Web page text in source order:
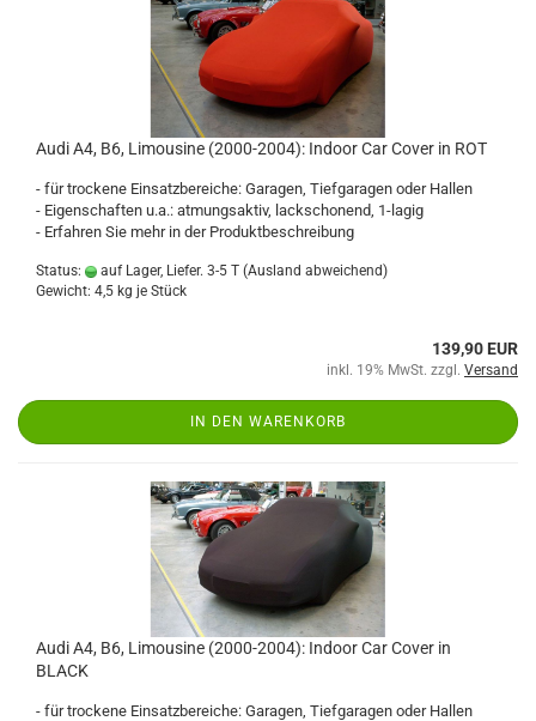
Audi A4, B6, Limousine (2000-2004): Indoor Car Cover in ROT
- für trockene Einsatzbereiche: Garagen, Tiefgaragen oder Hallen
- Eigenschaften u.a.: atmungsaktiv, lackschonend, 1-lagig
- Erfahren Sie mehr in der Produktbeschreibung
Status: auf Lager, Liefer. 3-5 T (Ausland abweichend)
Gewicht: 4,5 kg je Stück
139,90 EUR
inkl. 19% MwSt. zzgl. Versand
IN DEN WARENKORB
Audi A4, B6, Limousine (2000-2004): Indoor Car Cover in
BLACK
- für trockene Einsatzbereiche: Garagen, Tiefgaragen oder Hallen